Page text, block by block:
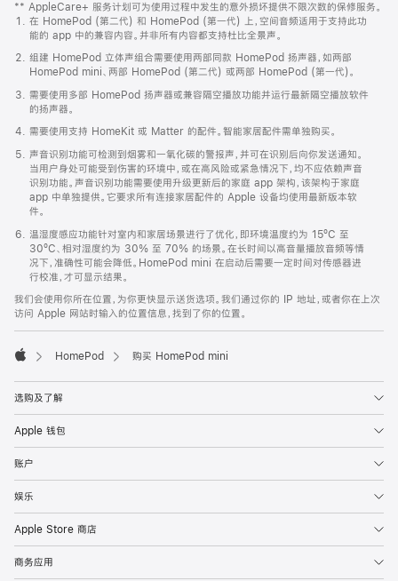
窗
口
中
打
开)
** AppleCare+ 服务计划可为使用过程中发生的意外损坏提供不限次数的保修服务。
在 HomePod (第二代) 和 HomePod (第一代) 上，空间音频适用于支持此功
能的 app 中的兼容内容。并非所有内容都支持杜比全景声。
组建 HomePod 立体声组合需要使用两部同款 HomePod 扬声器，如两部
HomePod mini、两部 HomePod (第二代) 或两部 HomePod (第一代)。
需要使用多部 HomePod 扬声器或兼容隔空播放功能并运行最新隔空播放软件
的扬声器。
需要使用支持 HomeKit 或 Matter 的配件。智能家居配件需单独购买。
声音识别功能可检测到烟雾和一氧化碳的警报声，并可在识别后向你发送通知。
当用户身处可能受到伤害的环境中，或在高风险或紧急情况下，均不应依赖声音
识别功能。声音识别功能需要使用升级更新后的家庭 app 架构，该架构于家庭
app 中单独提供。它要求所有连接家居配件的 Apple 设备均使用最新版本软
件。
温湿度感应功能针对室内和家居场景进行了优化，即环境温度约为 15ºC 至
30ºC、相对湿度约为 30% 至 70% 的场景。在长时间以高音量播放音频等情
况下，准确性可能会降低。HomePod mini 在启动后需要一定时间对传感器进
行校准，才可显示结果。
我们会使用你所在位置，为你更快显示送货选项。我们通过你的 IP 地址，或者你在上次
访问 Apple 网站时输入的位置信息，找到了你的位置。
HomePod 购买 HomePod mini
选购及了解
Apple 钱包
账户
娱乐
Apple Store 商店
商务应用